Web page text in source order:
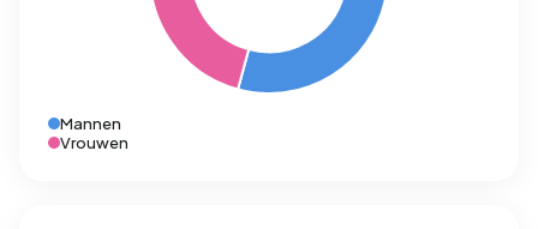
Mannen
Vrouwen